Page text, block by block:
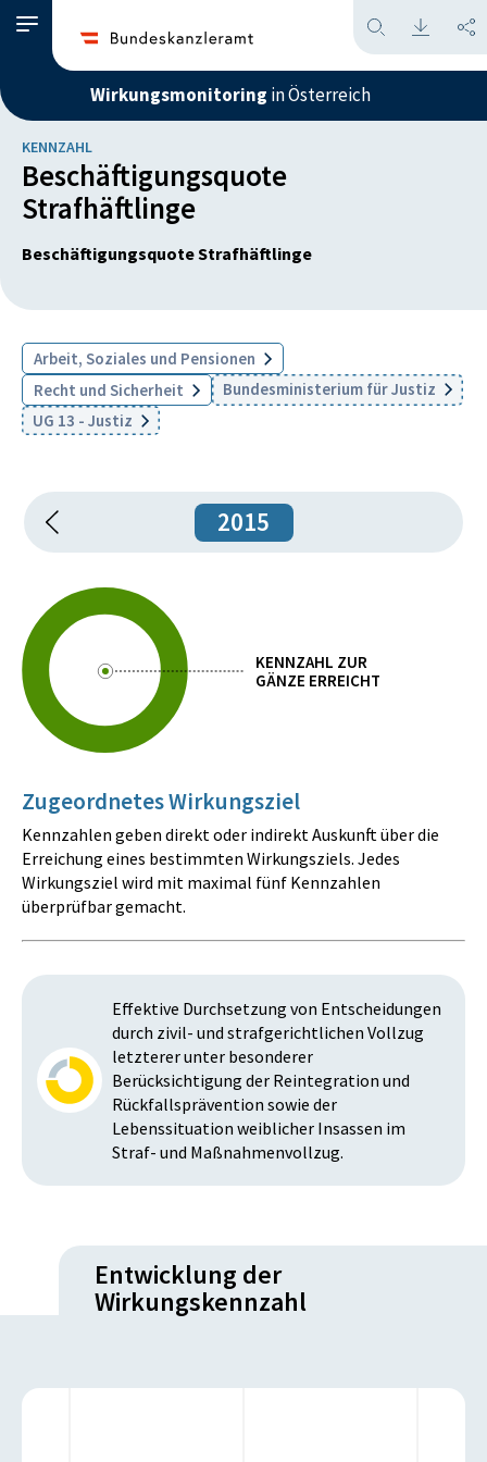
Wirkungsmonitoring in Österreich
KENNZAHL
Beschäftigungsquote
Strafhäftlinge
Beschäftigungsquote Strafhäftlinge
Arbeit, Soziales und Pensionen
Recht und Sicherheit
Bundesministerium für Justiz
UG 13 - Justiz
2015
KENNZAHL ZUR
GÄNZE ERREICHT
Zugeordnetes Wirkungsziel
Kennzahlen geben direkt oder indirekt Auskunft über die
Erreichung eines bestimmten Wirkungsziels. Jedes
Wirkungsziel wird mit maximal fünf Kennzahlen
überprüfbar gemacht.
Effektive Durchsetzung von Entscheidungen
durch zivil- und strafgerichtlichen Vollzug
letzterer unter besonderer
Berücksichtigung der Reintegration und
Rückfallsprävention sowie der
Lebenssituation weiblicher Insassen im
Straf- und Maßnahmenvollzug.
Entwicklung der
Wirkungskennzahl